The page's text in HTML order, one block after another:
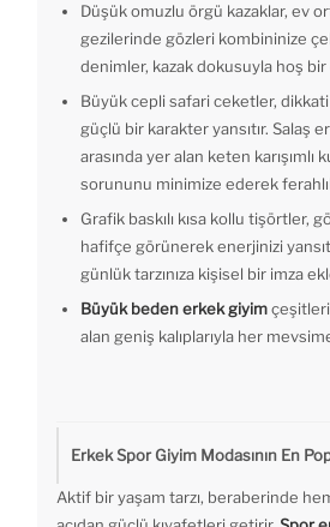
Düşük omuzlu örgü kazaklar, ev
gezilerinde gözleri kombininize
denimler, kazak dokusuyla hoş
Büyük cepli safari ceketler,
güçlü bir karakter yansıtır. Salaş
arasında yer alan keten karışımlı
sorununu minimize ederek
Grafik baskılı kısa kollu tişörtler,
hafifçe görünerek enerjinizi
günlük tarzınıza kişisel bir imza
Büyük beden erkek giyim
alan geniş kalıplarıyla her
Erkek Spor Giyim Modasının En
Aktif bir yaşam tarzı, beraberinde